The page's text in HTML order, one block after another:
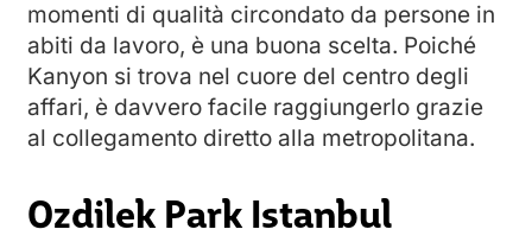
momenti di qualità circondato da persone in
abiti da lavoro, è una buona scelta. Poiché
Kanyon si trova nel cuore del centro degli
affari, è davvero facile raggiungerlo grazie
al collegamento diretto alla metropolitana.
Ozdilek Park Istanbul